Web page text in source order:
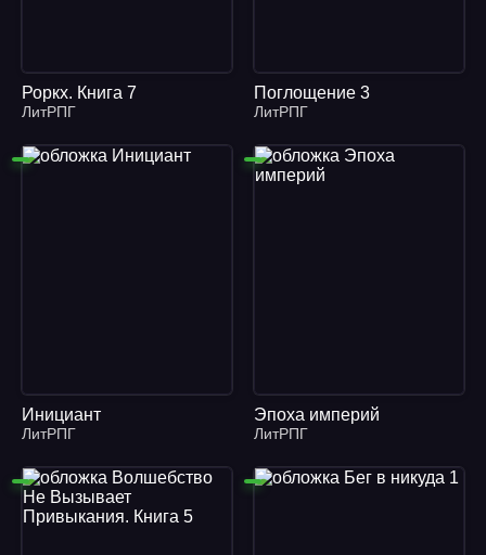
Роркх. Книга 7
ЛитРПГ
Поглощение 3
ЛитРПГ
Инициант
ЛитРПГ
Эпоха империй
ЛитРПГ